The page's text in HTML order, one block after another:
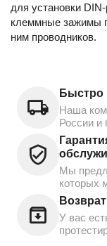
для установки
клеммные зажимы
ним проводников.
Быстро
Наша
России и
Мы
которых
У вас